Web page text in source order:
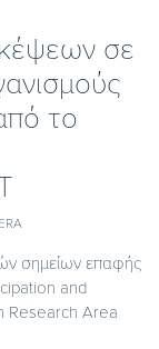
σε
το
σημείων επαφής
and
Research Area